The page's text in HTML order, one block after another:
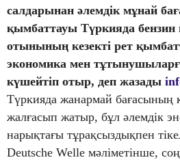
салдарынан әлемдік мұнай
қымбаттауы Түркияда бензин
отынының кезекті рет
экономика мен
күшейтіп отыр, деп жазады
Түркияда жанармай бағасының
жалғасып жатыр, бұл әлемдік
нарықтағы тұрақсыздықпен
Deutsche Welle мәліметінше,